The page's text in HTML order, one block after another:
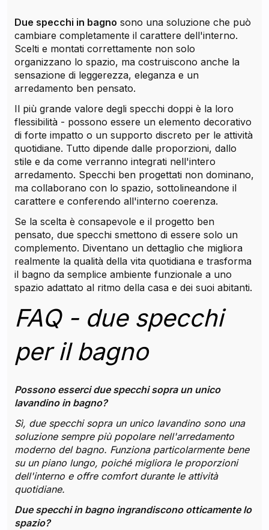
Due specchi in bagno sono una soluzione che può
cambiare completamente il carattere dell'interno.
Scelti e montati correttamente non solo
organizzano lo spazio, ma costruiscono anche la
sensazione di leggerezza, eleganza e un
arredamento ben pensato.
Il più grande valore degli specchi doppi è la loro
flessibilità - possono essere un elemento decorativo
di forte impatto o un supporto discreto per le attività
quotidiane. Tutto dipende dalle proporzioni, dallo
stile e da come verranno integrati nell'intero
arredamento. Specchi ben progettati non dominano,
ma collaborano con lo spazio, sottolineandone il
carattere e conferendo all'interno coerenza.
Se la scelta è consapevole e il progetto ben
pensato, due specchi smettono di essere solo un
complemento. Diventano un dettaglio che migliora
realmente la qualità della vita quotidiana e trasforma
il bagno da semplice ambiente funzionale a uno
spazio adattato al ritmo della casa e dei suoi abitanti.
FAQ - due specchi
per il bagno
Possono esserci due specchi sopra un unico
lavandino in bagno?
Sì, due specchi sopra un unico lavandino sono una
soluzione sempre più popolare nell'arredamento
moderno del bagno. Funziona particolarmente bene
su un piano lungo, poiché migliora le proporzioni
dell'interno e offre comfort durante le attività
quotidiane.
Due specchi in bagno ingrandiscono otticamente lo
spazio?